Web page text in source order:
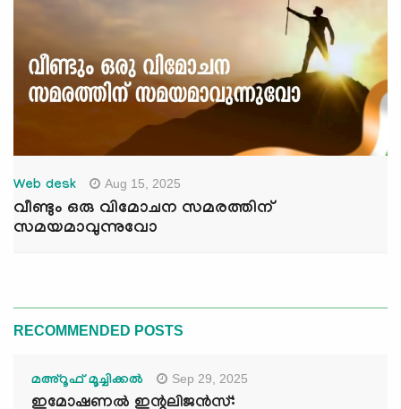
Web desk Aug 15, 2025
വീണ്ടും ഒരു വിമോചന സമരത്തിന്
സമയമാവുന്നുവോ
RECOMMENDED POSTS
മഅ്റൂഫ് മൂച്ചിക്കല്‍ Sep 29, 2025
ഇമോഷണൽ ഇന്റലിജൻസ്: